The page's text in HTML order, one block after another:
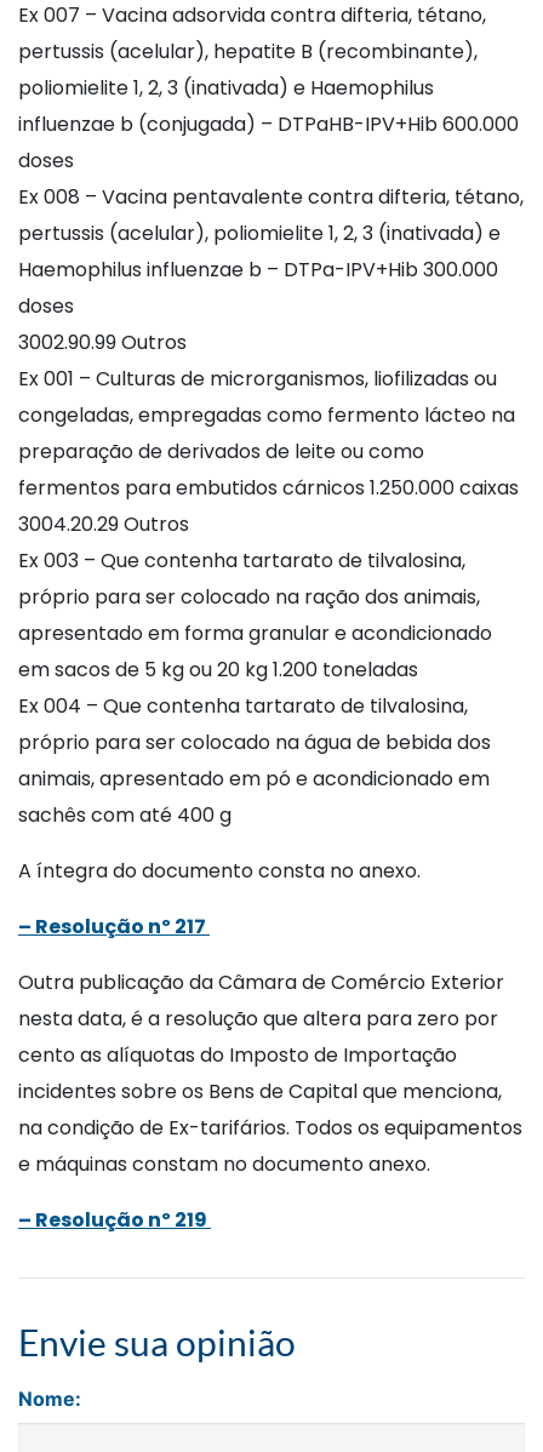
Ex 007 – Vacina adsorvida contra difteria, tétano,
pertussis (acelular), hepatite B (recombinante),
poliomielite 1, 2, 3 (inativada) e Haemophilus
influenzae b (conjugada) – DTPaHB-IPV+Hib 600.000
doses
Ex 008 – Vacina pentavalente contra difteria, tétano,
pertussis (acelular), poliomielite 1, 2, 3 (inativada) e
Haemophilus influenzae b – DTPa-IPV+Hib 300.000
doses
3002.90.99 Outros
Ex 001 – Culturas de microrganismos, liofilizadas ou
congeladas, empregadas como fermento lácteo na
preparação de derivados de leite ou como
fermentos para embutidos cárnicos 1.250.000 caixas
3004.20.29 Outros
Ex 003 – Que contenha tartarato de tilvalosina,
próprio para ser colocado na ração dos animais,
apresentado em forma granular e acondicionado
em sacos de 5 kg ou 20 kg 1.200 toneladas
Ex 004 – Que contenha tartarato de tilvalosina,
próprio para ser colocado na água de bebida dos
animais, apresentado em pó e acondicionado em
sachês com até 400 g
A íntegra do documento consta no anexo.
– Resolução nº 217
Outra publicação da Câmara de Comércio Exterior
nesta data, é a resolução que altera para zero por
cento as alíquotas do Imposto de Importação
incidentes sobre os Bens de Capital que menciona,
na condição de Ex-tarifários. Todos os equipamentos
e máquinas constam no documento anexo.
– Resolução nº 219
Envie sua opinião
Nome: